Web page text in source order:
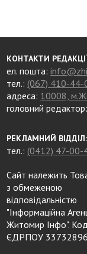
КОНТАКТИ
ел. пошта:
тел.: (067) 410-44-
адреса: 10008,
головний редактор:
РЕКЛАМНИЙ ВІДДІЛ:
тел.: (0412) 47-00-
Сайт належить
з обмеженою
відповідальністю
"Інформаційна
Житомир Інфо". Код
ЄДРПОУ 33732896